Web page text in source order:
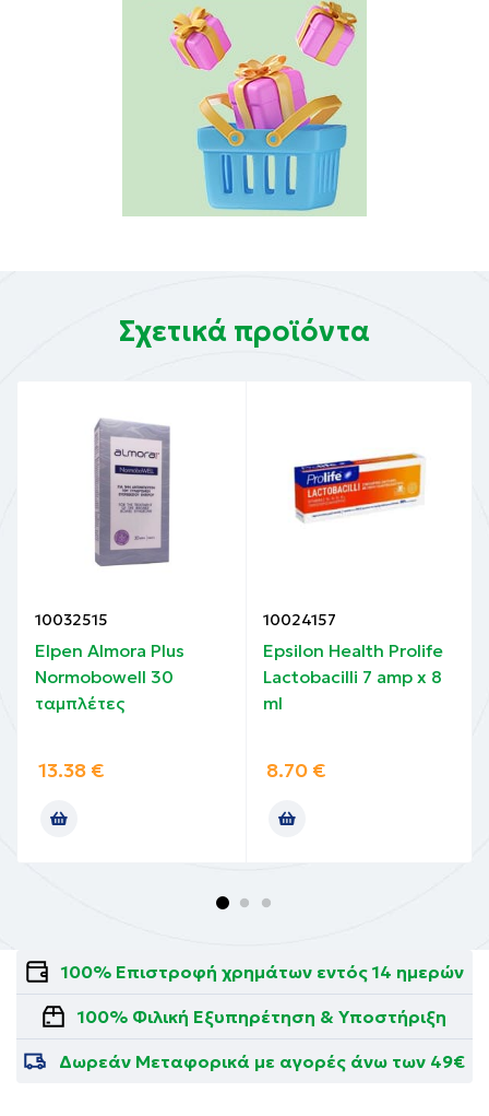
Σχετικά προϊόντα
10032515
Elpen Almora Plus
Normobowell 30
ταμπλέτες
13.38 €
10024157
Epsilon Health Prolife
Lactobacilli 7 amp x 8
ml
8.70 €
100% Επιστροφή χρημάτων εντός 14 ημερών
100% Φιλική Εξυπηρέτηση & Υποστήριξη
Δωρεάν Μεταφορικά με αγορές άνω των 49€